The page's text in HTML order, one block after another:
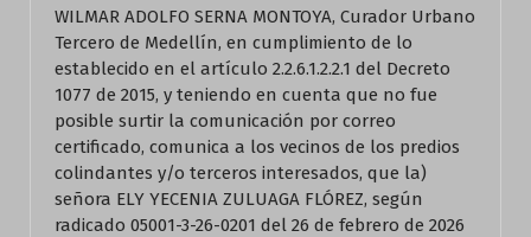
WILMAR ADOLFO SERNA MONTOYA, Curador Urbano
Tercero de Medellín, en cumplimiento de lo
establecido en el artículo 2.2.6.1.2.2.1 del Decreto
1077 de 2015, y teniendo en cuenta que no fue
posible surtir la comunicación por correo
certificado, comunica a los vecinos de los predios
colindantes y/o terceros interesados, que la)
señora ELY YECENIA ZULUAGA FLÓREZ, según
radicado 05001-3-26-0201 del 26 de febrero de 2026